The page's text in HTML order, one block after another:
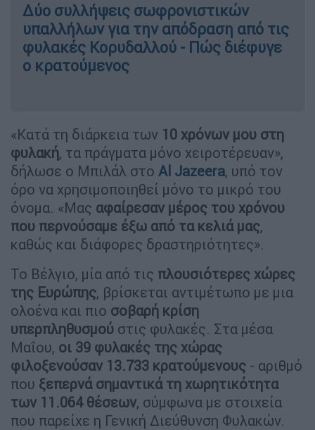
Δύο συλλήψεις σωφρονιστικών
υπαλλήλων για την απόδραση από τις
φυλακές Κορυδαλλού - Πώς διέφυγε
ο κρατούμενος
«Κατά τη διάρκεια των 10 χρόνων μου στη
φυλακή, τα πράγματα μόνο χειροτέρευαν»,
δήλωσε ο Μπιλάλ στο Al Jazeera, υπό τον
όρο να χρησιμοποιηθεί μόνο το μικρό του
όνομα. «Μας αφαίρεσαν μέρος του χρόνου
που περνούσαμε έξω από τα κελιά μας,
καθώς και διάφορες δραστηριότητες».
Το Βέλγιο, μία από τις πλουσιότερες χώρες
της Ευρώπης, βρίσκεται αντιμέτωπο με μια
ολοένα και πιο σοβαρή κρίση
υπερπληθυσμού στις φυλακές. Στα μέσα
Μαΐου, οι 39 φυλακές της χώρας
φιλοξενούσαν 13.733 κρατούμενους - αριθμό
που ξεπερνά σημαντικά τη χωρητικότητα
των 11.064 θέσεων, σύμφωνα με στοιχεία
που παρείχε η Γενική Διεύθυνση Φυλακών.